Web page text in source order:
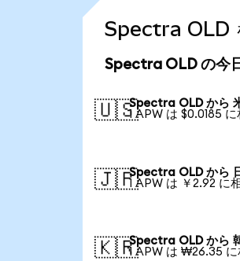
Spectra OLD
Spectra OLD の今
🇺🇸Spectra OLD から
1 APW は $0.0185 に
🇯🇵Spectra OLD から
1 APW は ￥2.92 に
🇰🇷Spectra OLD から
1 APW は ₩26.35 に